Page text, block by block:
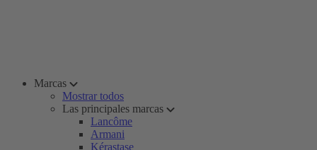
Marcas
Mostrar todos
Las principales marcas
Lancôme
Armani
Kérastase